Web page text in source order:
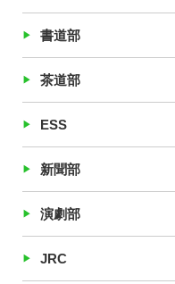
書道部
茶道部
ESS
新聞部
演劇部
JRC